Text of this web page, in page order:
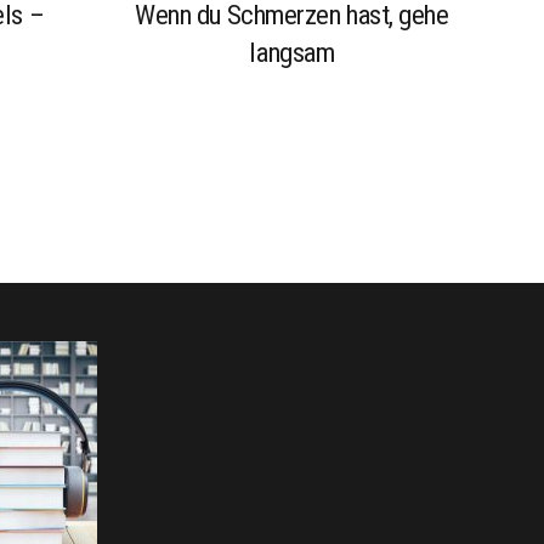
–
Wenn du Schmerzen hast, gehe
langsam